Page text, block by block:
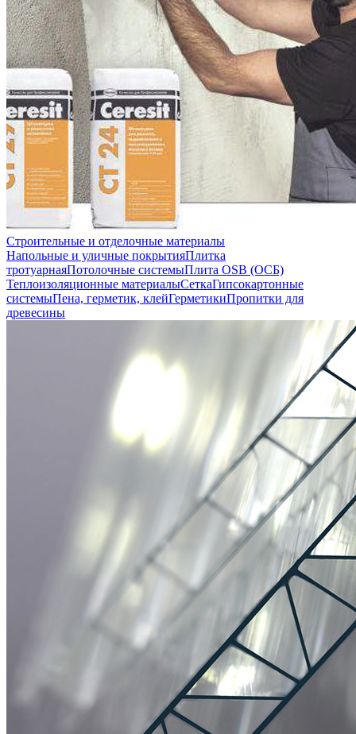
Строительные и отделочные материалы
Напольные и уличные покрытияПлитка
тротуарнаяПотолочные системыПлита OSB (ОСБ)
Теплоизоляционные материалыСеткаГипсокартонные
системыПена, герметик, клейГерметикиПропитки для
древесины